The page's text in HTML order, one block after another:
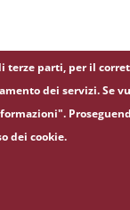
terze parti, per il
dei servizi. Se
dei cookie.